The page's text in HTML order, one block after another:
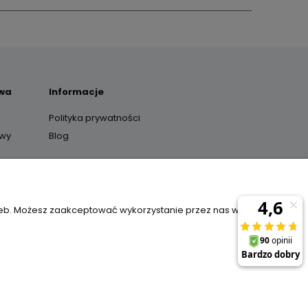
Informacje
Polityka prywatności
Blog
Możesz zaakceptować wykorzystanie przez nas wszystkich